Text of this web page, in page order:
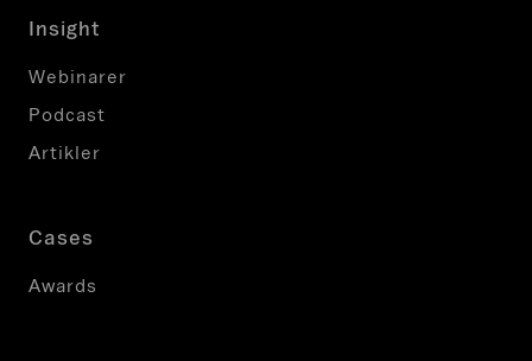
Insight
Webinarer
Podcast
Artikler
Cases
Awards